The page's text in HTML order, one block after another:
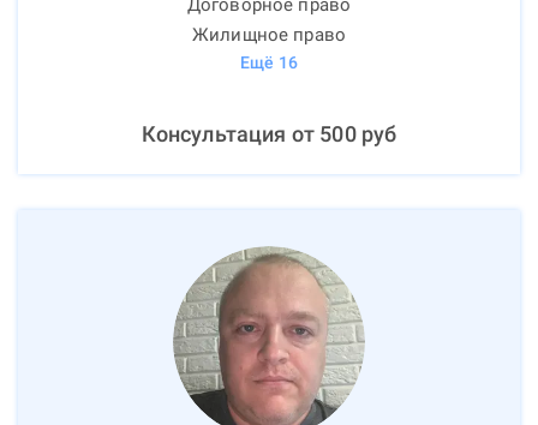
Договорное право
Жилищное право
Ещё 16
Консультация от 500руб